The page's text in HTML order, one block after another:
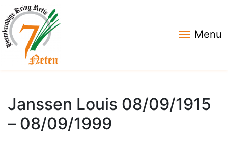
Menu
Janssen Louis 08/09/1915
– 08/09/1999